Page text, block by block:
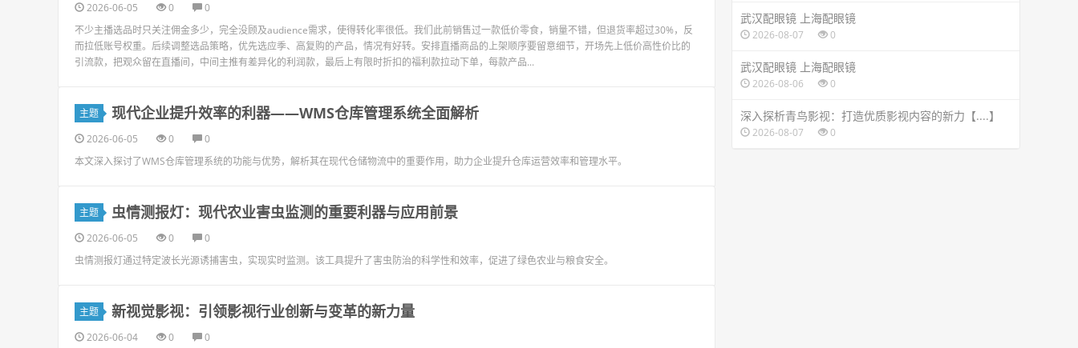
2026-06-05 0
0
不少主播选品时只关注佣金多少，完全没顾及audience需求，使得转化率很低。我们此前销售过一款低价零食，销量不错，但退货率超过30%，反
而拉低账号权重。后续调整选品策略，优先选应季、高复购的产品，情况有好转。安排直播商品的上架顺序要留意细节，开场先上低价高性价比的
引流款，把观众留在直播间，中间主推有差异化的利润款，最后上有限时折扣的福利款拉动下单，每款产品...
主题 现代企业提升效率的利器——WMS仓库管理系统全面解析
2026-06-05 0
0
本文深入探讨了WMS仓库管理系统的功能与优势，解析其在现代仓储物流中的重要作用，助力企业提升仓库运营效率和管理水平。
主题 虫情测报灯：现代农业害虫监测的重要利器与应用前景
2026-06-05 0
0
虫情测报灯通过特定波长光源诱捕害虫，实现实时监测。该工具提升了害虫防治的科学性和效率，促进了绿色农业与粮食安全。
主题 新视觉影视：引领影视行业创新与变革的新力量
2026-06-04 0
0
武汉配眼镜 上海配眼镜
2026-08-07 0
武汉配眼镜 上海配眼镜
2026-08-06 0
深入探析青鸟影视：打造优质影视内容的新力【....】
2026-08-07 0